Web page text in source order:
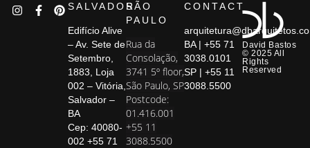
David Bastos
© 2025 All
Rights
Reserved
SALVADOR
Edifício Alive
– Av. Sete de
Setembro,
1883, Loja
002 – Vitória,
Salvador –
BA
Cep: 40080-
002 +55 71
SÃO
PAULO
Rua da
Consolação,
3741 5º floor,
São Paulo, SP
Postcode:
01.416.001
+55 11
3088.5500
CONTACT
BA | +55 71
3038.0101
SP | +55 11
3088.5500